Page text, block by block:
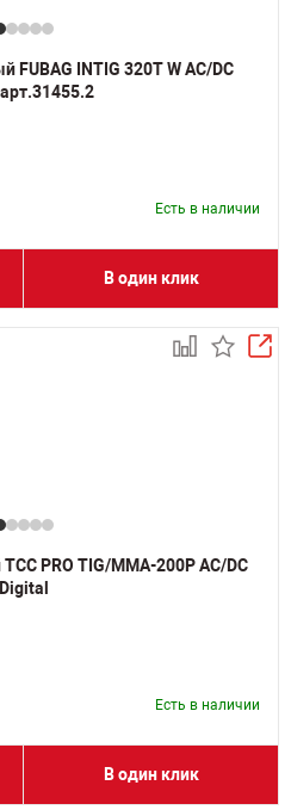
FUBAG INTIG 320T W AC/DC
Есть в наличии
В один клик
PRO TIG/MMA-200P AC/DC
Digital
Есть в наличии
В один клик